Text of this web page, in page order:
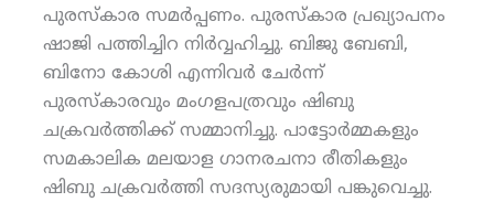
പുരസ്‌കാര സമര്‍പ്പണം. പുരസ്‌കാര പ്രഖ്യാപനം
ഷാജി പത്തിച്ചിറ നിര്‍വ്വഹിച്ചു. ബിജു ബേബി,
ബിനോ കോശി എന്നിവര്‍ ചേര്‍ന്ന്
പുരസ്‌കാരവും മംഗളപത്രവും ഷിബു
ചക്രവര്‍ത്തിക്ക് സമ്മാനിച്ചു. പാട്ടോര്‍മ്മകളും
സമകാലിക മലയാള ഗാനരചനാ രീതികളും
ഷിബു ചക്രവര്‍ത്തി സദസ്യരുമായി പങ്കുവെച്ചു.